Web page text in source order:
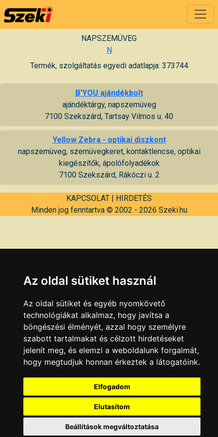
NAPSZEMÜVEG
N
Termék, szolgáltatás egyedi adatlapja: 373744
B'YOU ajándékbolt
ajándéktárgy, napszemüveg
7100 Szekszárd, Tartsay Vilmos u. 40
Yellow Zebra - optikai diszkont
napszemüveg, szemüvegkeret, kontaktlencse, optikai
kiegészítők, ápolófolyadékok
7100 Szekszárd, Rákóczi u. 2
KAPCSOLAT | HIRDETÉS
Minden jog fenntartva © 2002 - 2026 Szeki.hu
Az oldal sütiket használ
Az oldal sütiket és egyéb nyomkövető
technológiákat alkalmaz, hogy javítsa a
böngészési élményét, azzal hogy személyre
szabott tartalmakat és célzott hirdetéseket
jelenít meg, és elemzi a weboldalunk forgalmát,
hogy megtudjuk honnan érkeztek a látogatóink.
Elfogadom
Elutasítom
Beállítások megváltoztatása